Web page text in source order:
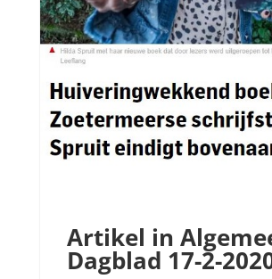
Artikel in
Dagblad 17-2-